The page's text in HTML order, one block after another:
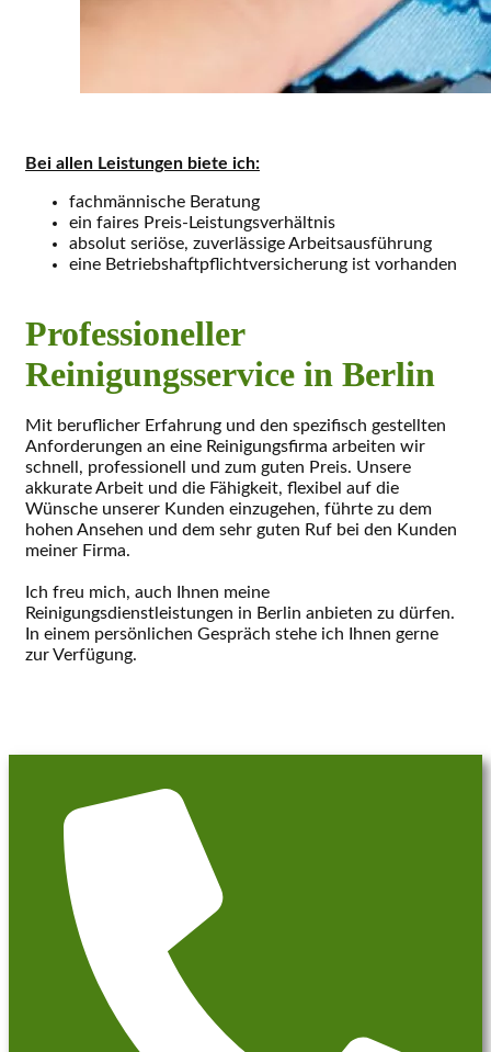
Bei allen Leistungen biete ich:
fachmännische Beratung
ein faires Preis-Leistungsverhältnis
absolut seriöse, zuverlässige Arbeits­ausführung
eine Betriebshaftpflicht­versicherung ist vorhanden
Professioneller
Reinigungsservice in Berlin
Mit beruflicher Erfahrung und den spezifisch gestellten
Anforderungen an eine Reinigungsfirma arbeiten wir
schnell, professionell und zum guten Preis. Unsere
akkurate Arbeit und die Fähigkeit, flexibel auf die
Wünsche unserer Kunden einzugehen, führte zu dem
hohen Ansehen und dem sehr guten Ruf bei den Kunden
meiner Firma.
Ich freu mich, auch Ihnen meine
Reinigungsdienstleistungen in Berlin anbieten zu dürfen.
In einem persönlichen Gespräch stehe ich Ihnen gerne
zur Verfügung.